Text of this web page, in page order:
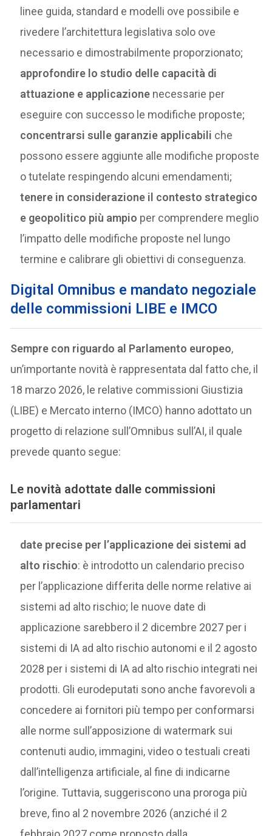
linee guida, standard e modelli ove possibile e
rivedere l’architettura legislativa solo ove
necessario e dimostrabilmente proporzionato;
approfondire lo studio delle capacità di
attuazione e applicazione necessarie per
eseguire con successo le modifiche proposte;
concentrarsi sulle garanzie applicabili che
possono essere aggiunte alle modifiche proposte
o tutelate respingendo alcuni emendamenti;
tenere in considerazione il contesto strategico
e geopolitico più ampio per comprendere meglio
l’impatto delle modifiche proposte nel lungo
termine e calibrare gli obiettivi di conseguenza.
Digital Omnibus e mandato negoziale
delle commissioni LIBE e IMCO
Sempre con riguardo al Parlamento europeo,
un’importante novità è rappresentata dal fatto che, il
18 marzo 2026, le relative commissioni Giustizia
(LIBE) e Mercato interno (IMCO) hanno adottato un
progetto di relazione sull’Omnibus sull’AI, il quale
prevede quanto segue:
Le novità adottate dalle commissioni
parlamentari
date precise per l’applicazione dei sistemi ad
alto rischio: è introdotto un calendario preciso
per l’applicazione differita delle norme relative ai
sistemi ad alto rischio; le nuove date di
applicazione sarebbero il 2 dicembre 2027 per i
sistemi di IA ad alto rischio autonomi e il 2 agosto
2028 per i sistemi di IA ad alto rischio integrati nei
prodotti. Gli eurodeputati sono anche favorevoli a
concedere ai fornitori più tempo per conformarsi
alle norme sull’apposizione di watermark sui
contenuti audio, immagini, video o testuali creati
dall’intelligenza artificiale, al fine di indicarne
l’origine. Tuttavia, suggeriscono una proroga più
breve, fino al 2 novembre 2026 (anziché il 2